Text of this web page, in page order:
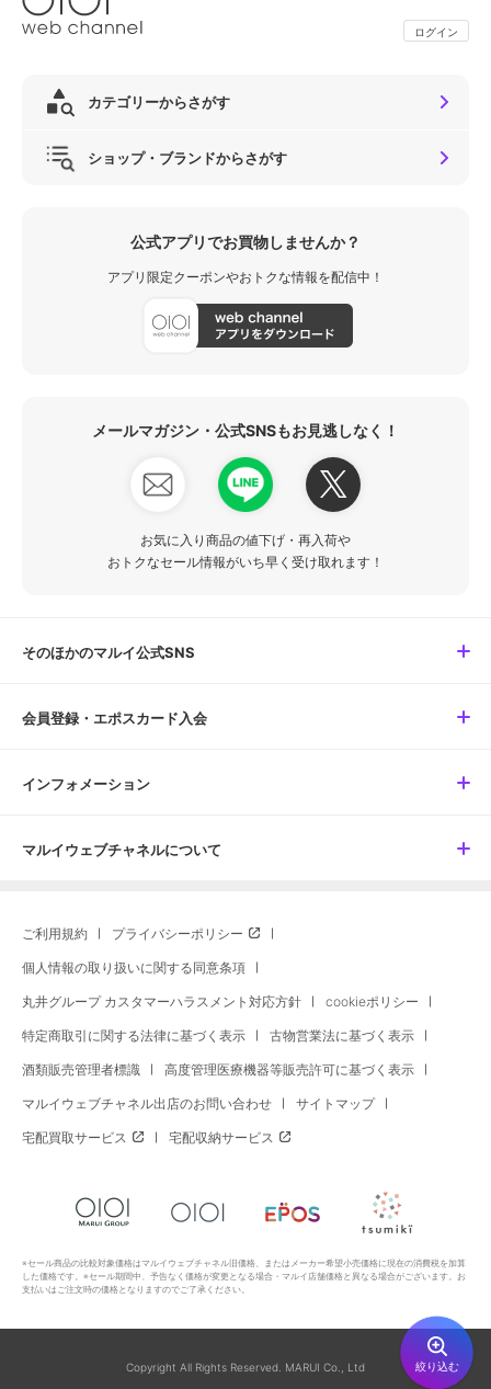
ログイン
カテゴリーからさがす
ショップ・ブランドからさがす
公式アプリでお買物しませんか？
アプリ限定クーポンやおトクな情報を配信中！
メールマガジン・公式SNSもお見逃しなく！
お気に入り商品の値下げ・再入荷や
おトクなセール情報がいち早く受け取れます！
そのほかのマルイ公式SNS
会員登録・エポスカード入会
インフォメーション
マルイウェブチャネルについて
ご利用規約 プライバシーポリシー
個人情報の取り扱いに関する同意条項
丸井グループ カスタマーハラスメント対応方針 cookieポリシー
特定商取引に関する法律に基づく表示 古物営業法に基づく表示
酒類販売管理者標識 高度管理医療機器等販売許可に基づく表示
マルイウェブチャネル出店のお問い合わせ サイトマップ
宅配買取サービス 宅配収納サービス
※セール商品の比較対象価格はマルイウェブチャネル旧価格、またはメーカー希望小売価格に現在の消費税を加算
した価格です。※セール期間中、予告なく価格が変更となる場合・マルイ店舗価格と異なる場合がございます。お
支払いはご注文時の価格となりますのでご了承ください。
Copyright All Rights Reserved. MARUI Co., Ltd 絞り込む